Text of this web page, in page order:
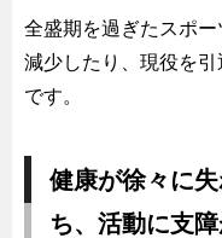
全盛期を過ぎたスポ
減少したり、現役を
です。
健康が徐々に
ち、活動に支